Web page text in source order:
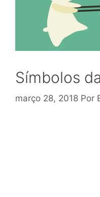
Símbolos
março 28, 2018 Por